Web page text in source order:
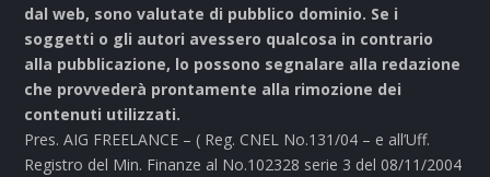
dal web, sono valutate di pubblico dominio. Se i
soggetti o gli autori avessero qualcosa in contrario
alla pubblicazione, lo possono segnalare alla redazione
che provvederà prontamente alla rimozione dei
contenuti utilizzati.
Pres. AIG FREELANCE – ( Reg. CNEL No.131/04 – e all’Uff.
Registro del Min. Finanze al No.102328 serie 3 del 08/11/2004